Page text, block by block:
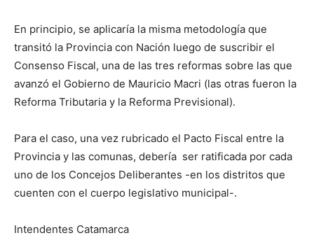
En principio, se aplicaría la misma metodología que
transitó la Provincia con Nación luego de suscribir el
Consenso Fiscal, una de las tres reformas sobre las que
avanzó el Gobierno de Mauricio Macri (las otras fueron la
Reforma Tributaria y la Reforma Previsional).
Para el caso, una vez rubricado el Pacto Fiscal entre la
Provincia y las comunas, debería ser ratificada por cada
uno de los Concejos Deliberantes -en los distritos que
cuenten con el cuerpo legislativo municipal-.
Intendentes Catamarca